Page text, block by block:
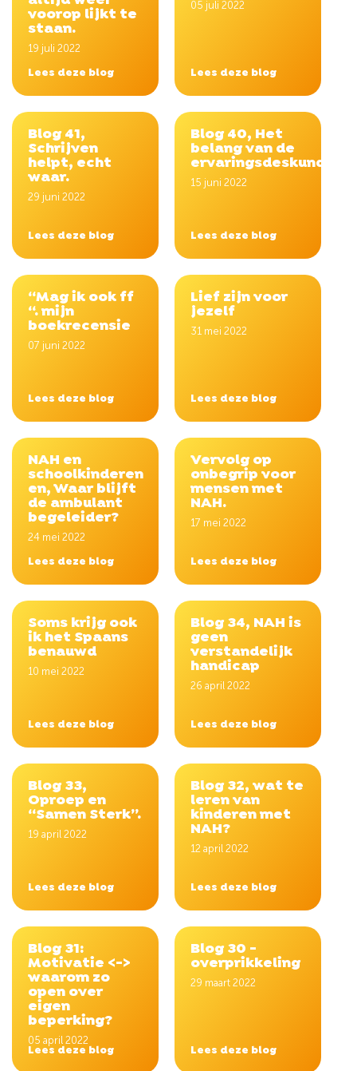
voorop lijkt te
staan.
19 juli 2022
Lees deze blog
05 juli 2022
Lees deze blog
Blog 41,
Schrijven
helpt, echt
waar.
29 juni 2022
Lees deze blog
Blog 40, Het
belang van de
ervaringsdeskundige.
15 juni 2022
Lees deze blog
“Mag ik ook ff
“. mijn
boekrecensie
07 juni 2022
Lees deze blog
Lief zijn voor
jezelf
31 mei 2022
Lees deze blog
NAH en
schoolkinderen
en, Waar blijft
de ambulant
begeleider?
24 mei 2022
Lees deze blog
Vervolg op
onbegrip voor
mensen met
NAH.
17 mei 2022
Lees deze blog
Soms krijg ook
ik het Spaans
benauwd
10 mei 2022
Lees deze blog
Blog 34, NAH is
geen
verstandelijk
handicap
26 april 2022
Lees deze blog
Blog 33,
Oproep en
“Samen Sterk”.
19 april 2022
Lees deze blog
Blog 32, wat te
leren van
kinderen met
NAH?
12 april 2022
Lees deze blog
Blog 31:
Motivatie <->
waarom zo
open over
eigen
beperking?
05 april 2022
Lees deze blog
Blog 30 -
overprikkeling
29 maart 2022
Lees deze blog